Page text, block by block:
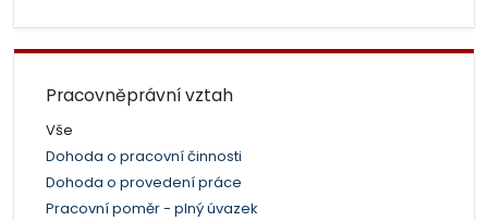
Pracovněprávní vztah
Vše
Dohoda o pracovní činnosti
Dohoda o provedení práce
Pracovní poměr - plný úvazek